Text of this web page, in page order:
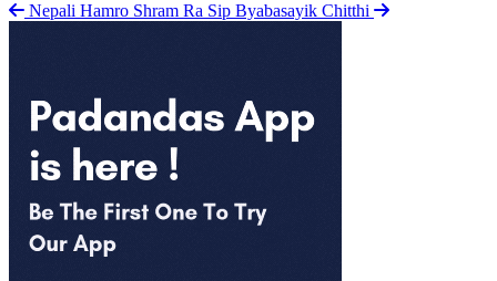
Nepali Hamro Shram Ra Sip Byabasayik Chitthi